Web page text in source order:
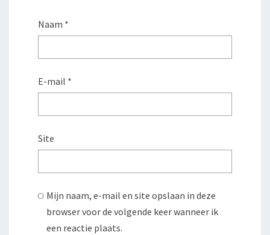
Naam *
E-mail *
Site
Mijn naam, e-mail en site opslaan in deze
browser voor de volgende keer wanneer ik
een reactie plaats.